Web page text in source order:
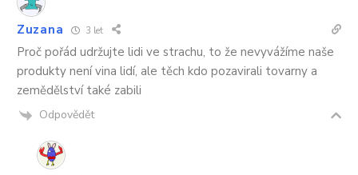
Zuzana 3 let
Proč pořád udržujte lidi ve strachu, to že nevyvážíme naše
produkty není vina lidí, ale těch kdo pozavirali tovarny a
zemědělství také zabili
Odpovědět